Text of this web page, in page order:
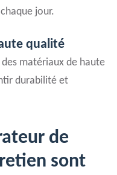
jour.
qualité
matériaux de haute
durabilité et
de
sont